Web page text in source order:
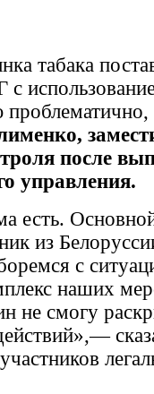
табака
после
управления.
есть.
из
с
наших
не смогу